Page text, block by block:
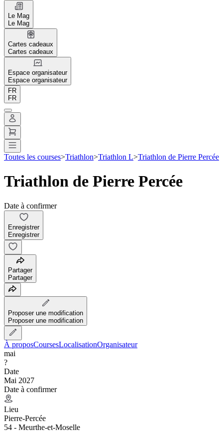
Le Mag
Le Mag
Cartes cadeaux
Cartes cadeaux
Espace organisateur
Espace organisateur
FR
FR
Toutes les courses>Triathlon>Triathlon L>Triathlon de Pierre Percée
Triathlon de Pierre Percée
Date à confirmer
Enregistrer
Enregistrer
Partager
Partager
Proposer une modification
Proposer une modification
À proposCoursesLocalisationOrganisateur
mai
?
Date
Mai 2027
Date à confirmer
Lieu
Pierre-Percée
54 - Meurthe-et-Moselle